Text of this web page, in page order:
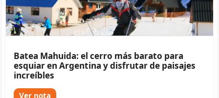
Batea Mahuida: el cerro más barato para
esquiar en Argentina y disfrutar de paisajes
increíbles
Ver nota